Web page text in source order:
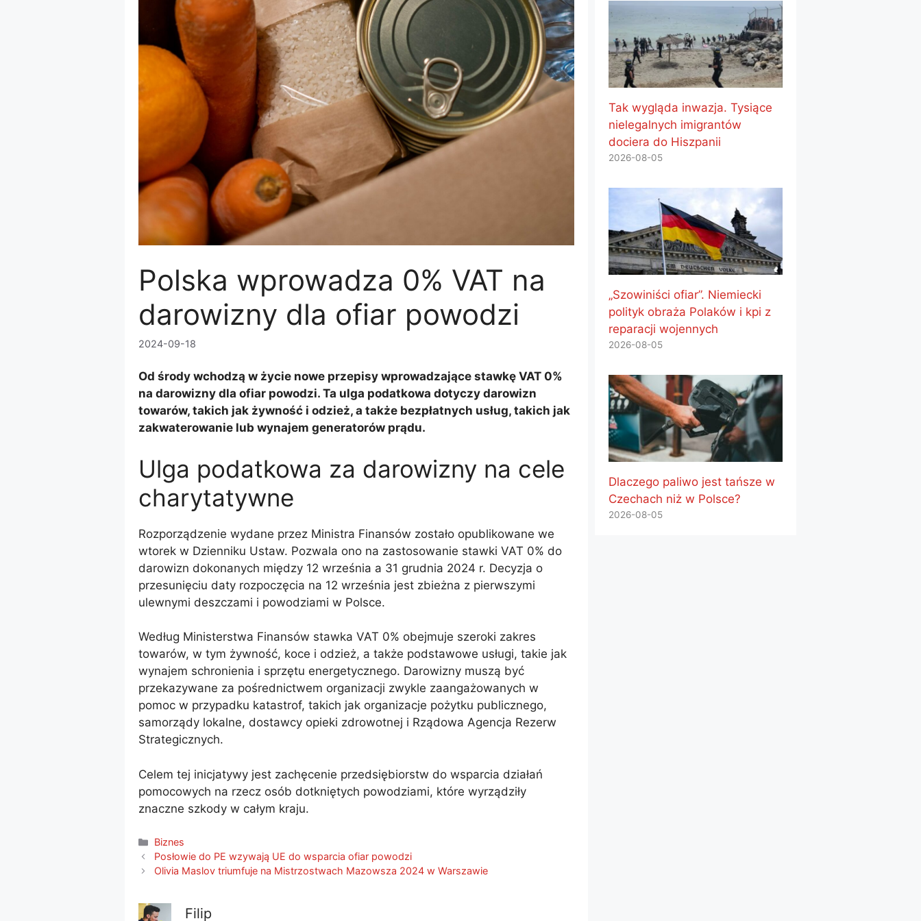
Polska wprowadza 0% VAT na
darowizny dla ofiar powodzi
2024-09-18
Od środy wchodzą w życie nowe przepisy wprowadzające stawkę VAT 0%
na darowizny dla ofiar powodzi. Ta ulga podatkowa dotyczy darowizn
towarów, takich jak żywność i odzież, a także bezpłatnych usług, takich jak
zakwaterowanie lub wynajem generatorów prądu.
Ulga podatkowa za darowizny na cele
charytatywne
Rozporządzenie wydane przez Ministra Finansów zostało opublikowane we
wtorek w Dzienniku Ustaw. Pozwala ono na zastosowanie stawki VAT 0% do
darowizn dokonanych między 12 września a 31 grudnia 2024 r. Decyzja o
przesunięciu daty rozpoczęcia na 12 września jest zbieżna z pierwszymi
ulewnymi deszczami i powodziami w Polsce.
Według Ministerstwa Finansów stawka VAT 0% obejmuje szeroki zakres
towarów, w tym żywność, koce i odzież, a także podstawowe usługi, takie jak
wynajem schronienia i sprzętu energetycznego. Darowizny muszą być
przekazywane za pośrednictwem organizacji zwykle zaangażowanych w
pomoc w przypadku katastrof, takich jak organizacje pożytku publicznego,
samorządy lokalne, dostawcy opieki zdrowotnej i Rządowa Agencja Rezerw
Strategicznych.
Celem tej inicjatywy jest zachęcenie przedsiębiorstw do wsparcia działań
pomocowych na rzecz osób dotkniętych powodziami, które wyrządziły
znaczne szkody w całym kraju.
Kategorie
Biznes
Posłowie do PE wzywają UE do wsparcia ofiar powodzi
Olivia Maslov triumfuje na Mistrzostwach Mazowsza 2024 w Warszawie
Filip
Tak wygląda inwazja. Tysiące
nielegalnych imigrantów
dociera do Hiszpanii
2026-08-05
„Szowiniści ofiar”. Niemiecki
polityk obraża Polaków i kpi z
reparacji wojennych
2026-08-05
Dlaczego paliwo jest tańsze w
Czechach niż w Polsce?
2026-08-05